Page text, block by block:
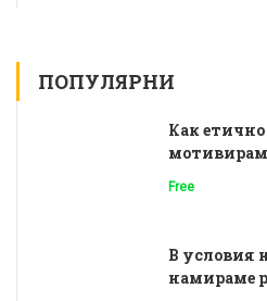
ПОПУЛЯРНИ
Как
Free
В условия
намираме